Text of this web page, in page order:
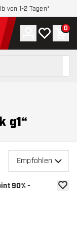
von 1-2 Tagen*
Konto
Meine 0
g1“
Empfohlen
90% -
öffnen
Zur